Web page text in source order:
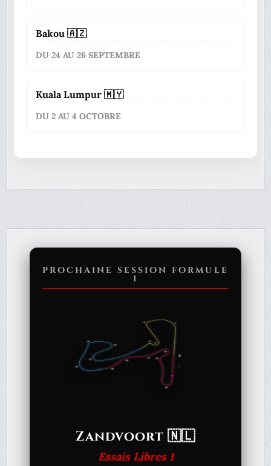
Bakou 🇦🇿
DU 24 AU 26 SEPTEMBRE
Kuala Lumpur 🇲🇾
DU 2 AU 4 OCTOBRE
PROCHAINE SESSION FORMULE
1
Zandvoort 🇳🇱
Essais Libres 1